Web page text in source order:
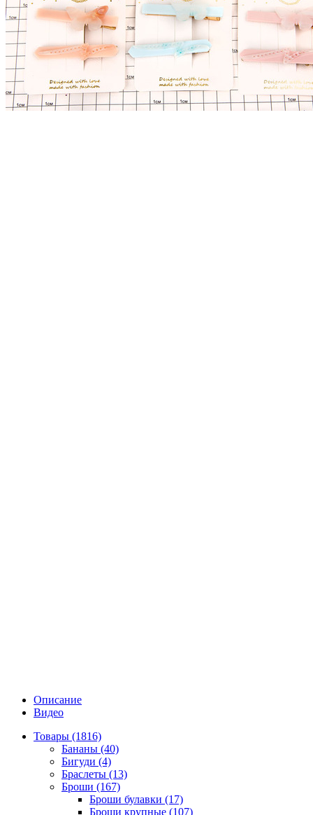
Описание
Видео
Товары (1816)
Бананы (40)
Бигуди (4)
Браслеты (13)
Броши (167)
Броши булавки (17)
Броши крупные (107)